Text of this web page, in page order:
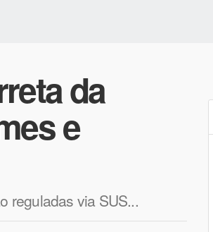
da
e
reguladas via SUS...